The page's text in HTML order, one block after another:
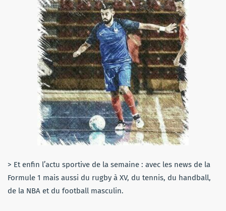
> Et enfin l’actu sportive de la semaine : avec les news de la
Formule 1 mais aussi du rugby à XV, du tennis, du handball,
de la NBA et du football masculin.